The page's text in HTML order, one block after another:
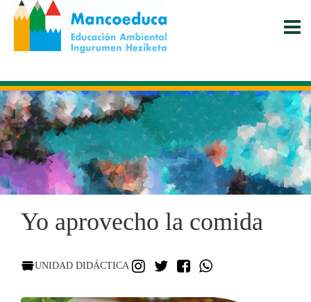
Pasar
contenido
principal
Yo aprovecho la comida
UNIDAD DIDÁCTICA